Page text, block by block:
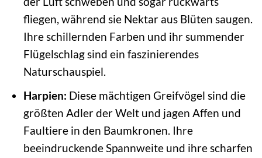
fliegen, während sie Nektar aus Blüten saugen.
Ihre schillernden Farben und ihr summender
Flügelschlag sind ein faszinierendes
Naturschauspiel.
Harpien: Diese mächtigen Greifvögel sind die
größten Adler der Welt und jagen Affen und
Faultiere in den Baumkronen. Ihre
beeindruckende Spannweite und ihre scharfen